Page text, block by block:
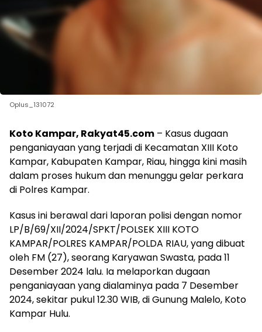
Oplus_131072
Koto Kampar, Rakyat45.com – Kasus dugaan
penganiayaan yang terjadi di Kecamatan XIII Koto
Kampar, Kabupaten Kampar, Riau, hingga kini masih
dalam proses hukum dan menunggu gelar perkara
di Polres Kampar.
Kasus ini berawal dari laporan polisi dengan nomor
LP/B/69/XII/2024/SPKT/POLSEK XIII KOTO
KAMPAR/POLRES KAMPAR/POLDA RIAU, yang dibuat
oleh FM (27), seorang Karyawan Swasta, pada 11
Desember 2024 lalu. Ia melaporkan dugaan
penganiayaan yang dialaminya pada 7 Desember
2024, sekitar pukul 12.30 WIB, di Gunung Malelo, Koto
Kampar Hulu.